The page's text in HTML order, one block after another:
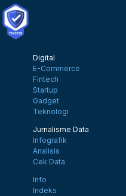
Digital
E-Commerce
Fintech
Startup
Gadget
Teknologi
Jurnalisme Data
Infografik
Analisis
Cek Data
Info
Indeks